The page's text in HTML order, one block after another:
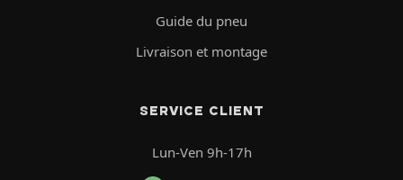
Guide du pneu
Livraison et montage
SERVICE CLIENT
Lun-Ven 9h-17h